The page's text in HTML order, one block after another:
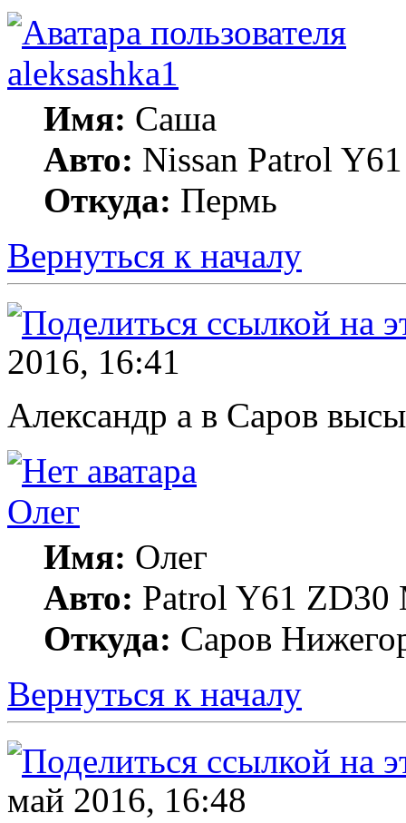
aleksashka1
Имя: Саша
Авто: Nissan Patrol
Откуда: Пермь
Вернуться к началу
2016, 16:41
Александр а в Саров
Олег
Имя: Олег
Авто: Patrol Y61 ZD30
Откуда: Саров
Вернуться к началу
май 2016, 16:48